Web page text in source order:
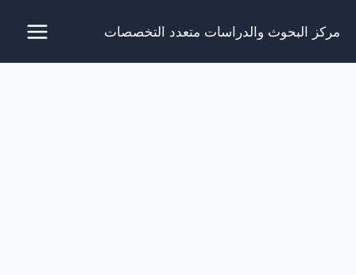
مركز البحوث والدراسات متعدد التخصصات